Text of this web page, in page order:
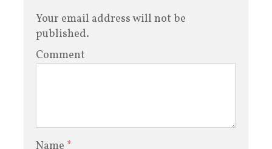
Your email address will not be
published.
Comment